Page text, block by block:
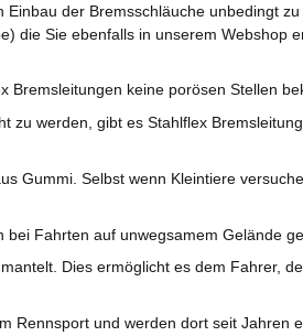
der Bremsschläuche unbedingt
die Sie ebenfalls in unserem Webshop
Bremsleitungen keine porösen Stellen
zu werden, gibt es Stahlflex
Gummi. Selbst wenn Kleintiere
Fahrten auf unwegsamem Gelände
Dies ermöglicht es dem Fahrer,
Rennsport und werden dort seit Jahren